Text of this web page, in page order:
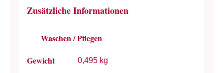
Zusätzliche Informationen
Waschen / Pflegen
Gewicht
0,495 kg